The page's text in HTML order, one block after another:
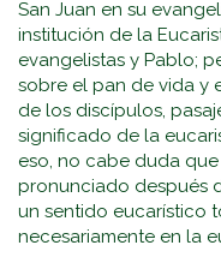
San Juan en su
institución de la
evangelistas y Pablo;
sobre el pan de vida y
de los discípulos,
significado de la
eso, no cabe duda
pronunciado después
un sentido eucarístico
necesariamente en la